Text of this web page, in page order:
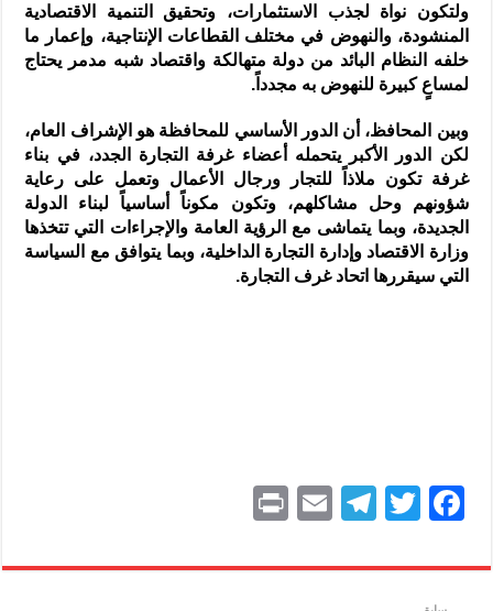
ولتكون نواة لجذب الاستثمارات، وتحقيق التنمية الاقتصادية
المنشودة، والنهوض في مختلف القطاعات الإنتاجية، وإعمار ما
خلفه النظام البائد من دولة متهالكة واقتصاد شبه مدمر يحتاج
لمساعٍ كبيرة للنهوض به مجدداً.
وبين المحافظ، أن الدور الأساسي للمحافظة هو الإشراف العام،
لكن الدور الأكبر يتحمله أعضاء غرفة التجارة الجدد، في بناء
غرفة تكون ملاذاً للتجار ورجال الأعمال وتعمل على رعاية
شؤونهم وحل مشاكلهم، وتكون مكوناً أساسياً لبناء الدولة
الجديدة، وبما يتماشى مع الرؤية العامة والإجراءات التي تتخذها
وزارة الاقتصاد وإدارة التجارة الداخلية، وبما يتوافق مع السياسة
التي سيقررها اتحاد غرف التجارة.
F
c
T
itt
T
e
E
ai
nt